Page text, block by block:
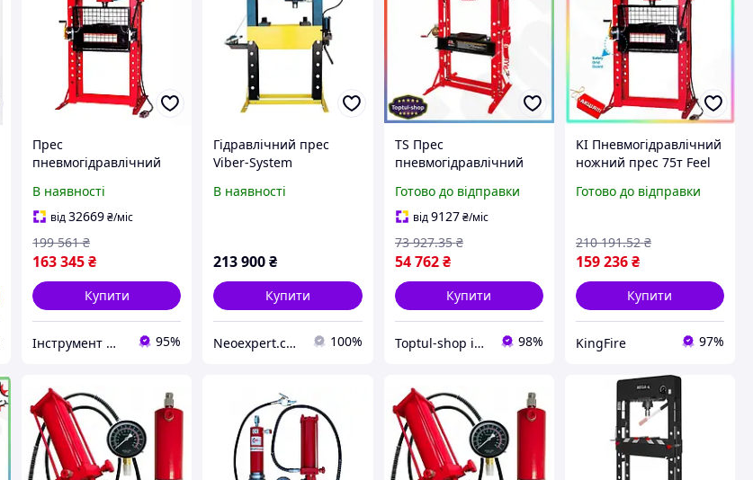
Прес
пневмогідравлічний
манометром (32938)
TEX25
В наявності
від32669₴/міс
163 345₴
199 561 ₴
Купити
Інструмент Маркет 777 95%
Гідравлічний прес
Viber-System
В наявності
213 900₴
Купити
Neoexpert.com.ua 100%
TS Прес
пневмогідравлічний
Line пресування
деталей та
підшипників
випресовування втулок
SHT55_Q
Готово до відправки
від9127 ₴/міс
54 762 ₴
73 927.35 ₴
Купити
Toptul-shop інтернет магазин 98%
KI Пневмогідравлічний
ножний прес 75т Feel
механіків та
прес для опресува
FIR41_R
Готово до відправки
159 236₴
210 191.52 ₴
Купити
KingFire 97%